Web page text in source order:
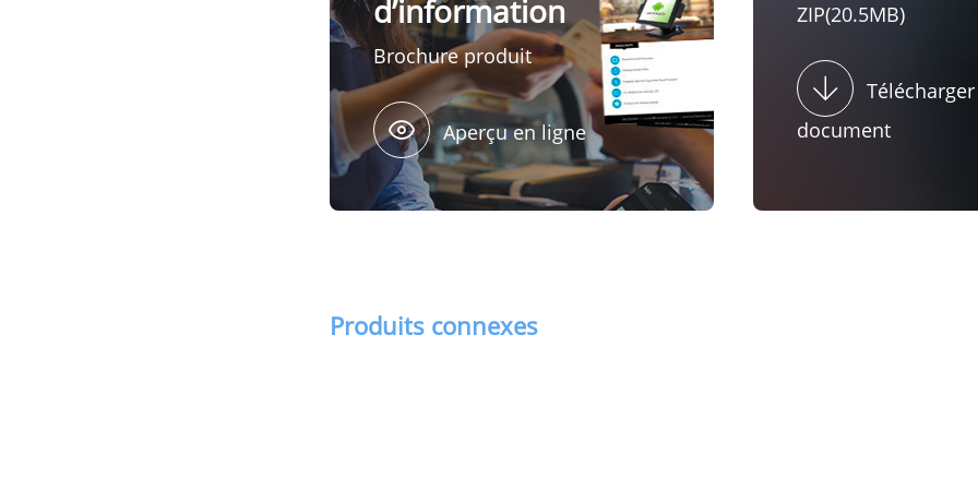
d’information
Brochure produit
Aperçu en ligne
ZIP(20.5MB)
document
Produits connexes